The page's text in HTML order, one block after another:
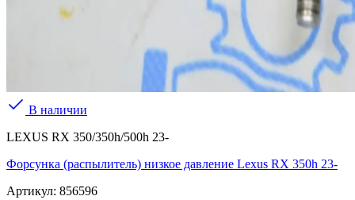
В наличии
LEXUS RX 350/350h/500h 23-
Форсунка (распылитель) низкое давление Lexus RX 350h 23-
Артикул: 856596